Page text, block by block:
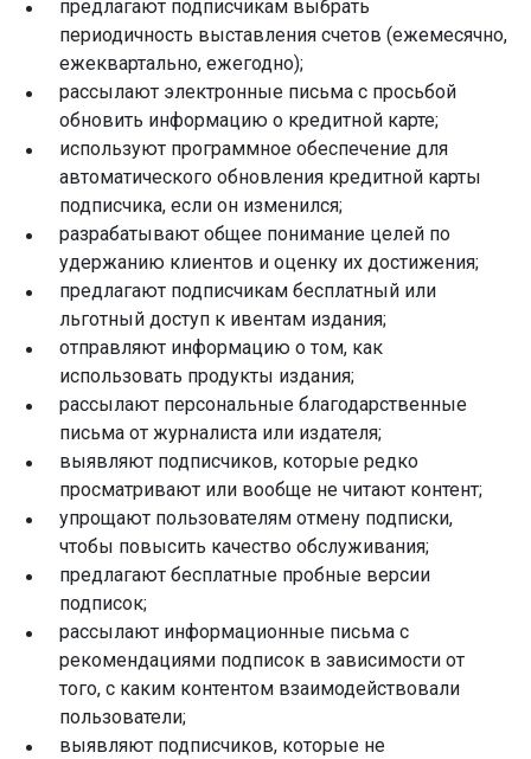
предлагают подписчикам выбрать
периодичность выставления счетов (ежемесячно,
ежеквартально, ежегодно);
рассылают электронные письма с просьбой
обновить информацию о кредитной карте;
используют программное обеспечение для
автоматического обновления кредитной карты
подписчика, если он изменился;
разрабатывают общее понимание целей по
удержанию клиентов и оценку их достижения;
предлагают подписчикам бесплатный или
льготный доступ к ивентам издания;
отправляют информацию о том, как
использовать продукты издания;
рассылают персональные благодарственные
письма от журналиста или издателя;
выявляют подписчиков, которые редко
просматривают или вообще не читают контент;
упрощают пользователям отмену подписки,
чтобы повысить качество обслуживания;
предлагают бесплатные пробные версии
подписок;
рассылают информационные письма с
рекомендациями подписок в зависимости от
того, с каким контентом взаимодействовали
пользователи;
выявляют подписчиков, которые не